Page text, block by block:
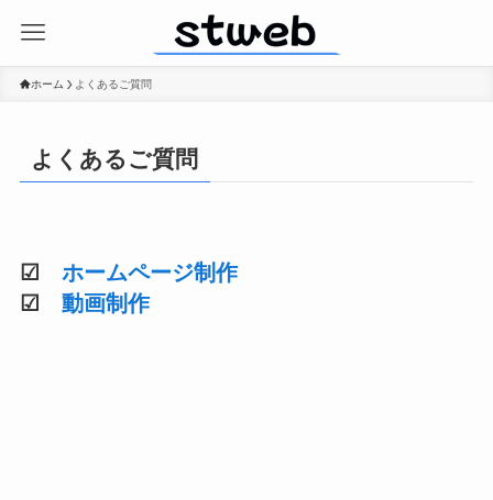
ホーム よくあるご質問
よくあるご質問
☑ ホームページ制作
☑ 動画制作